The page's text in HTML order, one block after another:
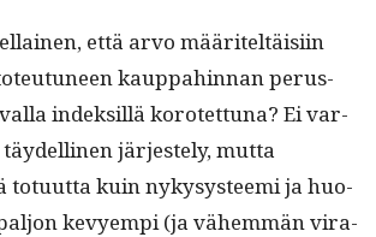
että arvo määriteltäisi­in
kaup­pahin­nan perus­
indek­sil­lä korotet­tuna? Ei var­
jär­jeste­ly, mut­ta
totu­ut­ta kuin nykysys­tee­mi ja huo­
kevyem­pi (ja vähem­män vira­